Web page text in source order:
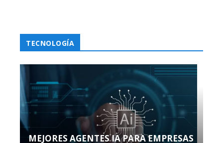
TECNOLOGÍA
MEJORES AGENTES IA PARA EMPRESAS